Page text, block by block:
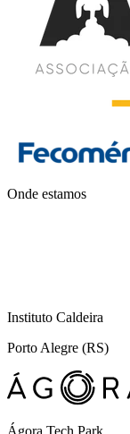
Onde estamos
Instituto Caldeira
Porto Alegre (RS)
Ágora Tech Park